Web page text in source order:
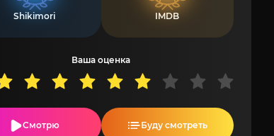
Shikimori IMDB
Ваша оценка
Смотрю Буду смотреть